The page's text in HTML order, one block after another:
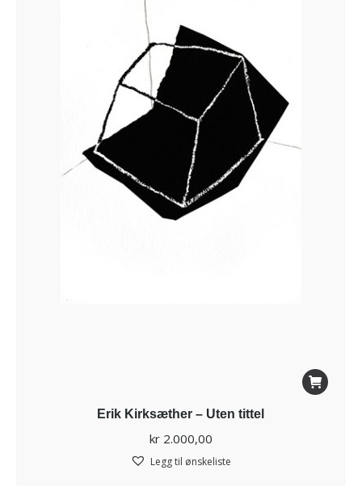
Erik Kirksæther – Uten tittel
kr2.000,00
Legg til ønskeliste